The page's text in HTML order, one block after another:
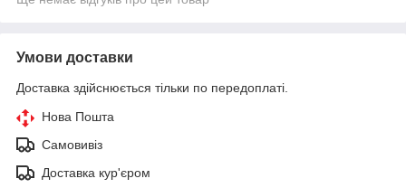
Умови доставки
Доставка здійснюється тільки по передоплаті.
Нова Пошта
Самовивіз
Доставка кур'єром